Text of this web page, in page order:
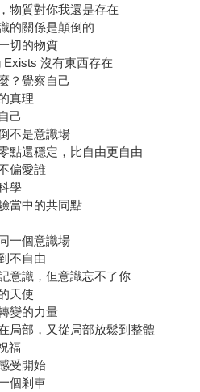
物質對你我還是存在
的關係是顛倒的
切的物質
Exists 沒有東西存在
？覺察自己
真理
己
不是意識場
點還穩定，比自由更自由
偏愛誰
學
當中的共同點
一個意識場
不自由
意識，但意識忘不了你
天使
變的力量
局部，又從局部放鬆到整體
福
受開始
個剎車